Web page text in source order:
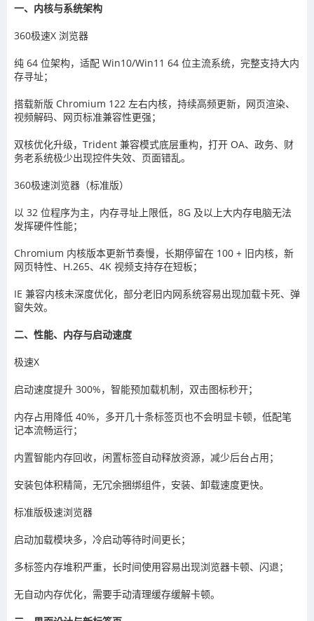
一、内核与系统架构
360极速X 浏览器
纯 64 位架构，适配 Win10/Win11 64 位主流系统，完整支持大内
存寻址；
搭载新版 Chromium 122 左右内核，持续高频更新，网页渲染、
视频解码、网页标准兼容性更强；
双核优化升级，Trident 兼容模式底层重构，打开 OA、政务、财
务老系统极少出现控件失效、页面错乱。
360极速浏览器（标准版）
以 32 位程序为主，内存寻址上限低，8G 及以上大内存电脑无法
发挥硬件性能；
Chromium 内核版本更新节奏慢，长期停留在 100 + 旧内核，新
网页特性、H.265、4K 视频支持存在短板；
IE 兼容内核未深度优化，部分老旧内网系统容易出现加载卡死、弹
窗失效。
二、性能、内存与启动速度
极速X
启动速度提升 300%，智能预加载机制，双击图标秒开；
内存占用降低 40%，多开几十条标签页也不会明显卡顿，低配笔
记本流畅运行；
内置智能内存回收，闲置标签自动释放资源，减少后台占用；
安装包体积精简，无冗余捆绑组件，安装、卸载速度更快。
标准版极速浏览器
启动加载模块多，冷启动等待时间更长；
多标签内存堆积严重，长时间使用容易出现浏览器卡顿、闪退；
无自动内存优化，需要手动清理缓存缓解卡顿。